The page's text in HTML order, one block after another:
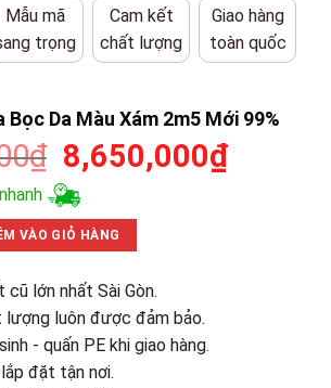
Mẫu mã
trọng
Cam kết
chất lượng
Giao hàng
toàn quốc
Bọc Da Màu Xám 2m5 Mới 99%
₫ Giá
gốc
là:
11,000,000₫.
8,650,000₫Giá
Màu Xám 2m5 Mới 99% số lượng
VÀO GIỎ HÀNG
lớn nhất Sài Gòn.
lượng luôn được đảm bảo.
- quấn PE khi giao hàng.
đặt tận nơi.